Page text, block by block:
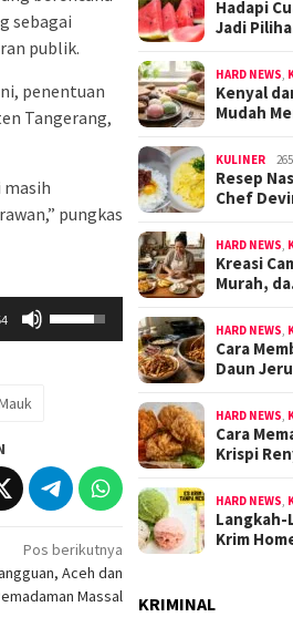
sebagai
publik.
penentuan
Tangerang,
masih
pungkas
Atas/Bawah
atau
menurunkan
Pos berikutnya
Aceh dan
Massal
Hadapi
Jadi
HARD NEWS
Kenyal
Mudah
KULINER
Resep
Chef
HARD NEWS
Kreasi
Murah,
HARD NEWS
Cara
Daun
HARD NEWS
Cara
Krispi
HARD NEWS
Langkah-
Krim
KRIMINAL